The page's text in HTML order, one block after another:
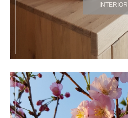
INTERIOR